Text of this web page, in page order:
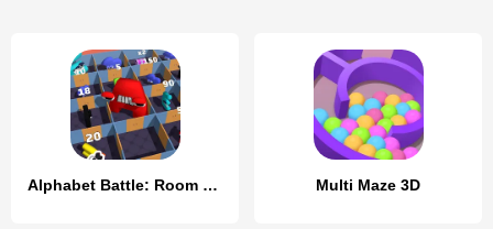
Alphabet Battle: Room Maze Multi Maze 3D